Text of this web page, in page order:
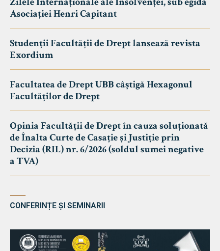
Asociației Henri Capitant
Studenții Facultății de Drept lansează revista
Exordium
Facultatea de Drept UBB câștigă Hexagonul
Facultăților de Drept
Opinia Facultății de Drept în cauza soluționată
de Înalta Curte de Casație și Justiție prin
Decizia (RIL) nr. 6/2026 (soldul sumei negative
a TVA)
CONFERINȚE ȘI SEMINARII